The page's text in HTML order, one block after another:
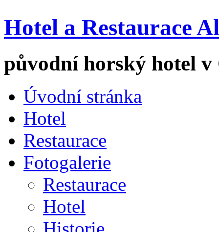
Hotel a Restaurace
původní horský hotel
Úvodní stránka
Hotel
Restaurace
Fotogalerie
Restaurace
Hotel